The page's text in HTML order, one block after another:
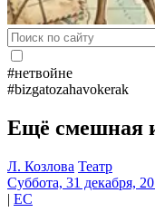
#нетвойне
#bizgatozahavokerak
Ещё смешная
Л. Козлова Театр
Суббота, 31 декабря,
| EC